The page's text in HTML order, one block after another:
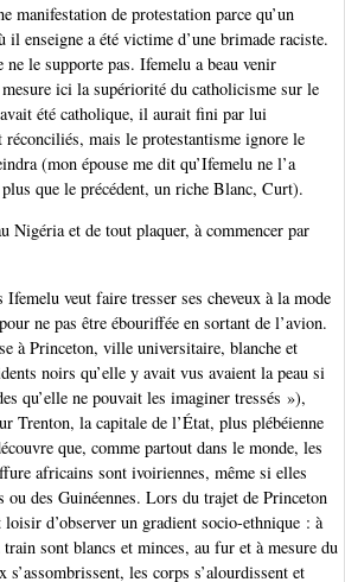
manifestation de protestation parce qu’un
enseigne a été victime d’une brimade raciste.
le supporte pas. Ifemelu a beau venir
mesure ici la supériorité du catholicisme sur le
été catholique, il aurait fini par lui
réconciliés, mais le protestantisme ignore le
(mon épouse me dit qu’Ifemelu ne l’a
que le précédent, un riche Blanc, Curt).
Nigéria et de tout plaquer, à commencer par
veut faire tresser ses cheveux à la mode
ne pas être ébouriffée en sortant de l’avion.
à Princeton, ville universitaire, blanche et
noirs qu’elle y avait vus avaient la peau si
qu’elle ne pouvait les imaginer tressés »),
Trenton, la capitale de l’État, plus plébéienne
que, comme partout dans le monde, les
africains sont ivoiriennes, même si elles
ou des Guinéennes. Lors du trajet de Princeton
d’observer un gradient socio-ethnique : à
sont blancs et minces, au fur et à mesure du
s’assombrissent, les corps s’alourdissent et